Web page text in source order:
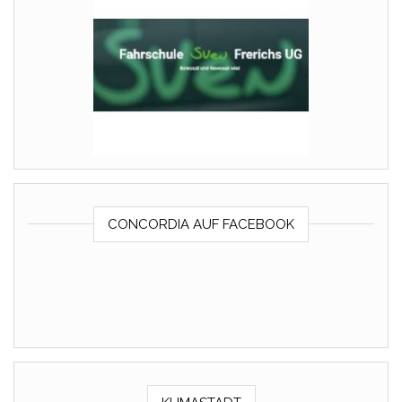
CONCORDIA AUF FACEBOOK